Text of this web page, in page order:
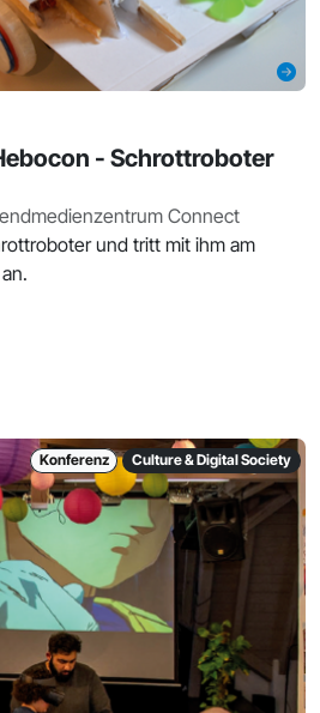
- Schrottroboter
Connect
und tritt mit ihm am
Konferenz Culture & Digital Society